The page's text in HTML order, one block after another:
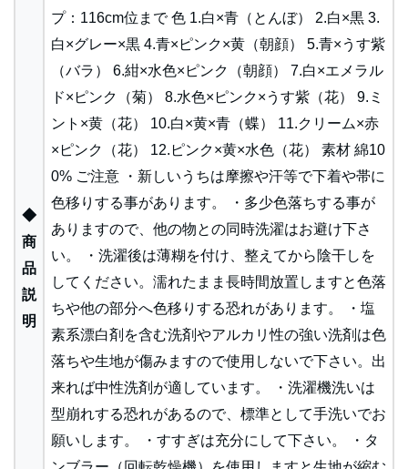
◆
商
品
説
明
プ：116cm位まで 色 1.白×青（とんぼ） 2.白×黒 3.
白×グレー×黒 4.青×ピンク×黄（朝顔） 5.青×うす紫
（バラ） 6.紺×水色×ピンク（朝顔） 7.白×エメラル
ド×ピンク（菊） 8.水色×ピンク×うす紫（花） 9.ミ
ント×黄（花） 10.白×黄×青（蝶） 11.クリーム×赤
×ピンク（花） 12.ピンク×黄×水色（花） 素材 綿10
0% ご注意 ・新しいうちは摩擦や汗等で下着や帯に
色移りする事があります。 ・多少色落ちする事が
ありますので、他の物との同時洗濯はお避け下さ
い。 ・洗濯後は薄糊を付け、整えてから陰干しを
してください。濡れたまま長時間放置しますと色落
ちや他の部分へ色移りする恐れがあります。 ・塩
素系漂白剤を含む洗剤やアルカリ性の強い洗剤は色
落ちや生地が傷みますので使用しないで下さい。出
来れば中性洗剤が適しています。 ・洗濯機洗いは
型崩れする恐れがあるので、標準として手洗いでお
願いします。 ・すすぎは充分にして下さい。 ・タ